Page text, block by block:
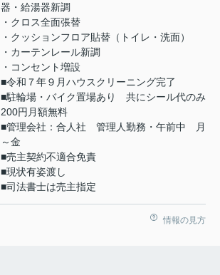
器・給湯器新調
・クロス全面張替
・クッションフロア貼替（トイレ・洗面）
・カーテンレール新調
・コンセント増設
■令和７年９月ハウスクリーニング完了
■駐輪場・バイク置場あり 共にシール代のみ
200円月額無料
■管理会社：合人社 管理人勤務・午前中 月
～金
■売主契約不適合免責
■現状有姿渡し
■司法書士は売主指定
情報の見方